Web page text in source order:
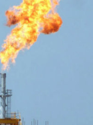
SEÑORA DE LAS UÑAS BONITAS’